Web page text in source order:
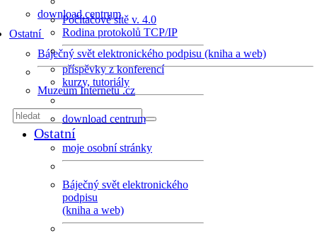
download centrum
Ostatní
Báječný svět elektronického podpisu (kniha a web)
Muzeum Internetu .cz
Počítačové sítě v. 4.0
Rodina protokolů TCP/IP
příspěvky z konferencí
kurzy, tutoriály
download centrum
Ostatní
moje osobní stránky
Báječný svět elektronického
podpisu
(kniha a web)